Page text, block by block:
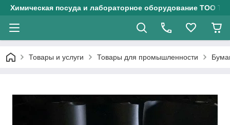
Химическая посуда и лабораторное оборудование ТОО
Товары и услуги Товары для промышленности